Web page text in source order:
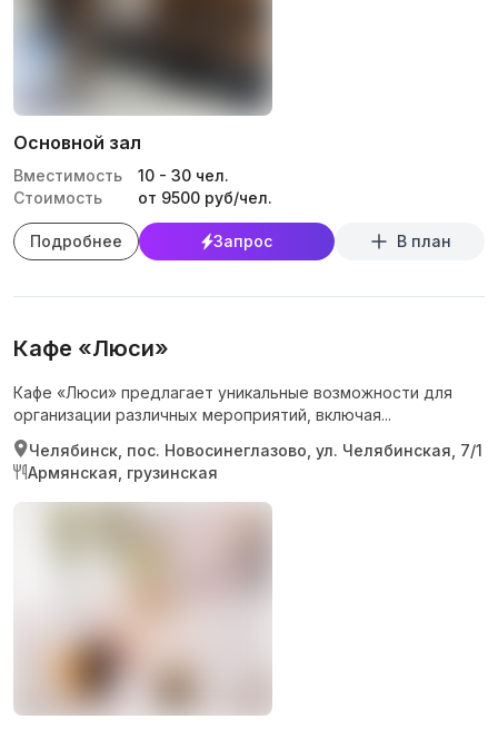
Основной зал
Вместимость 10 - 30 чел.
Стоимость
от 9500 руб/чел.
Подробнее Запрос В план
Кафе «Люси»
Кафе «Люси» предлагает уникальные возможности для
организации различных мероприятий, включая...
Челябинск, пос. Новосинеглазово, ул. Челябинская, 7/1
Армянская, грузинская